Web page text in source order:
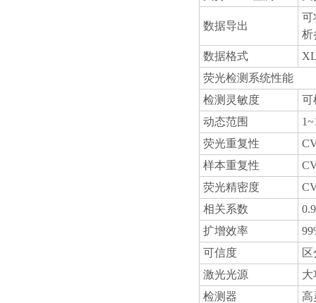
数据导出
可
数据格式
荧光检测系统性能
检测灵敏度
可
动态范围
荧光重复性
样本重复性
荧光精密度
相关系数
扩增效率
可信度
激光光源
大
检测器
高